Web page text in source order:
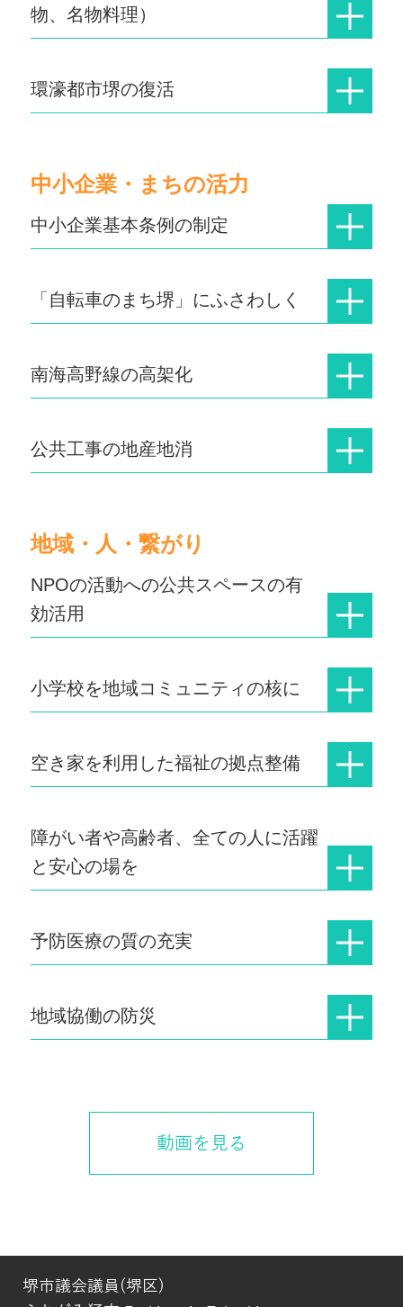
物、名物料理）
環濠都市堺の復活
中小企業・まちの活力
中小企業基本条例の制定
「自転車のまち堺」にふさわしく
南海高野線の高架化
公共工事の地産地消
地域・人・繋がり
NPOの活動への公共スペースの有
効活用
小学校を地域コミュニティの核に
空き家を利用した福祉の拠点整備
障がい者や高齢者、全ての人に活躍
と安心の場を
予防医療の質の充実
地域協働の防災
動画を見る
堺市議会議員(堺区)